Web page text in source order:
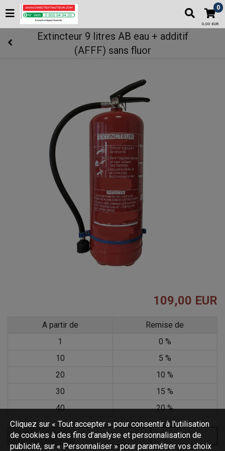
0
0,00 EUR
Extincteur 9 litres AB eau + additif
(AFFF) sans fluor
109,00 EUR
A partir de
Remise de
1
0 %
10
5 %
20
10 %
30
15 %
40
20 %
Cliquez sur « Tout accepter » pour consentir à l'utilisation
de cookies à des fins d’analyse et personnalisation de
publicité, sur « Personnaliser » pour paramétrer vos choix